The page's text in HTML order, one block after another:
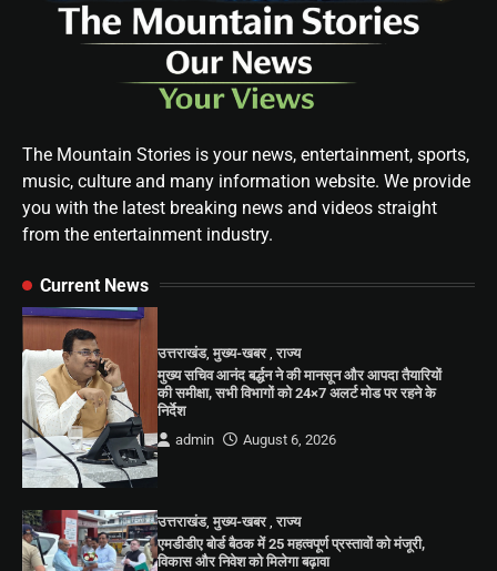
The Mountain Stories is your news, entertainment, sports,
music, culture and many information website. We provide
you with the latest breaking news and videos straight
from the entertainment industry.
Current News
उत्तराखंड,मुख्य-खबर,राज्य
मुख्य सचिव आनंद बर्द्धन ने की मानसून और आपदा तैयारियों
की समीक्षा, सभी विभागों को 24×7 अलर्ट मोड पर रहने के
निर्देश
admin
August 6, 2026
उत्तराखंड,मुख्य-खबर ,राज्य
एमडीडीए बोर्ड बैठक में 25 महत्वपूर्ण प्रस्तावों को मंजूरी,
विकास और निवेश को मिलेगा बढ़ावा